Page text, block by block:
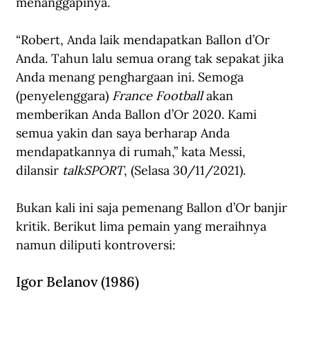
“Robert, Anda laik mendapatkan Ballon d’Or
Anda. Tahun lalu semua orang tak sepakat jika
Anda menang penghargaan ini. Semoga
(penyelenggara) France Football akan
memberikan Anda Ballon d’Or 2020. Kami
semua yakin dan saya berharap Anda
mendapatkannya di rumah,” kata Messi,
dilansir talkSPORT, (Selasa 30/11/2021).
Bukan kali ini saja pemenang Ballon d’Or banjir
kritik. Berikut lima pemain yang meraihnya
namun diliputi kontroversi:
Igor Belanov (1986)